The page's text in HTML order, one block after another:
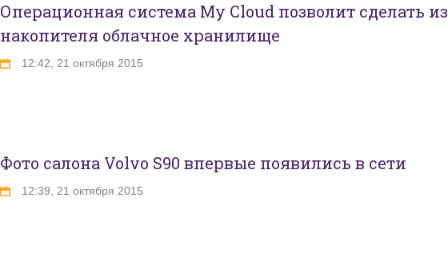
Операционная система My Cloud позволит сделать из
накопителя облачное хранилище
12:42, 21 октября 2015
Фото салона Volvo S90 впервые появились в сети
12:39, 21 октября 2015